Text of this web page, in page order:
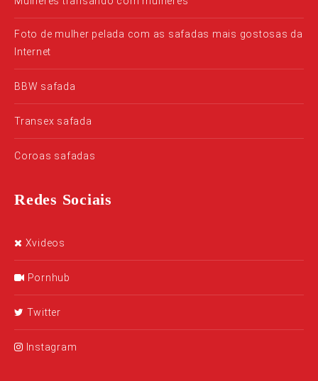
Foto de mulher pelada com as safadas mais gostosas da
Internet
BBW safada
Transex safada
Coroas safadas
Redes Sociais
Xvideos
Pornhub
Twitter
Instagram